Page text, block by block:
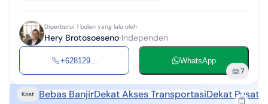
Diperbarui 1 bulan yang lalu oleh
Hery Brotosoeseno Independen
+628129... WhatsApp
7
Kost Bebas BanjirDekat Akses TransportasiDekat Pusat